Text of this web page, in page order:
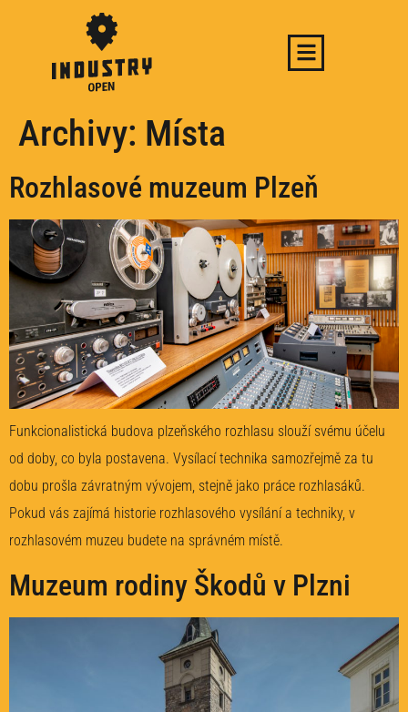
Archivy: Místa
Rozhlasové muzeum Plzeň
Funkcionalistická budova plzeňského rozhlasu slouží svému účelu
od doby, co byla postavena. Vysílací technika samozřejmě za tu
dobu prošla závratným vývojem, stejně jako práce rozhlasáků.
Pokud vás zajímá historie rozhlasového vysílání a techniky, v
rozhlasovém muzeu budete na správném místě.
Muzeum rodiny Škodů v Plzni